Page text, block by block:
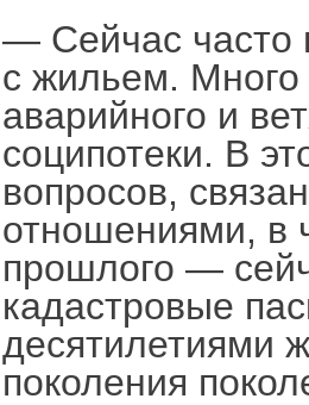
— Сейчас часто
с жильем. Много
аварийного и
соципотеки. В
вопросов,
отношениями, в
прошлого —
кадастровые
десятилетиями
поколения